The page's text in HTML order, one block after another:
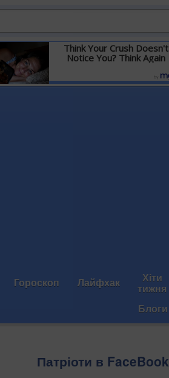
Think Your Crush Doesn't
Notice You? Think Again
Детальніше
Гороскоп Лайфхак Хіти
тижня
Блоги
Патріоти в FaceBook